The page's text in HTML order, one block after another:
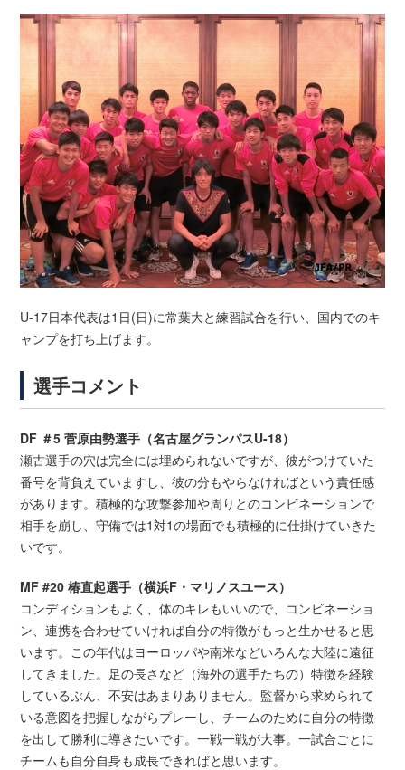
U-17日本代表は1日(日)に常葉大と練習試合を行い、国内でのキ
ャンプを打ち上げます。
選手コメント
DF ＃5 菅原由勢選手（名古屋グランパスU-18）
瀬古選手の穴は完全には埋められないですが、彼がつけていた
番号を背負えていますし、彼の分もやらなければという責任感
があります。積極的な攻撃参加や周りとのコンビネーションで
相手を崩し、守備では1対1の場面でも積極的に仕掛けていきた
いです。
MF #20 椿直起選手（横浜F・マリノスユース）
コンディションもよく、体のキレもいいので、コンビネーショ
ン、連携を合わせていければ自分の特徴がもっと生かせると思
います。この年代はヨーロッパや南米などいろんな大陸に遠征
してきました。足の長さなど（海外の選手たちの）特徴を経験
しているぶん、不安はあまりありません。監督から求められて
いる意図を把握しながらプレーし、チームのために自分の特徴
を出して勝利に導きたいです。一戦一戦が大事。一試合ごとに
チームも自分自身も成長できればと思います。